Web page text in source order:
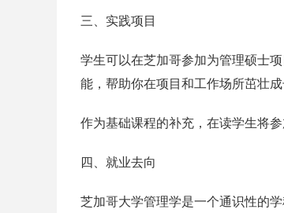
三、实践项目
学生可以在芝加哥参加为管理硕士
能，帮助你在项目和工作场所茁壮成
作为基础课程的补充，在读学生将
四、就业去向
芝加哥大学管理学是一个通识性的